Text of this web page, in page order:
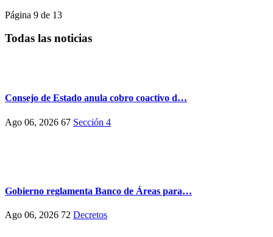
Página 9 de 13
Todas las noticias
Consejo de Estado anula cobro coactivo d…
Ago 06, 2026 67 Sección 4
Gobierno reglamenta Banco de Áreas para…
Ago 06, 2026 72 Decretos